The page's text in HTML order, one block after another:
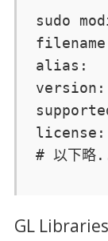
sudo
alias:
# 以下略
GL